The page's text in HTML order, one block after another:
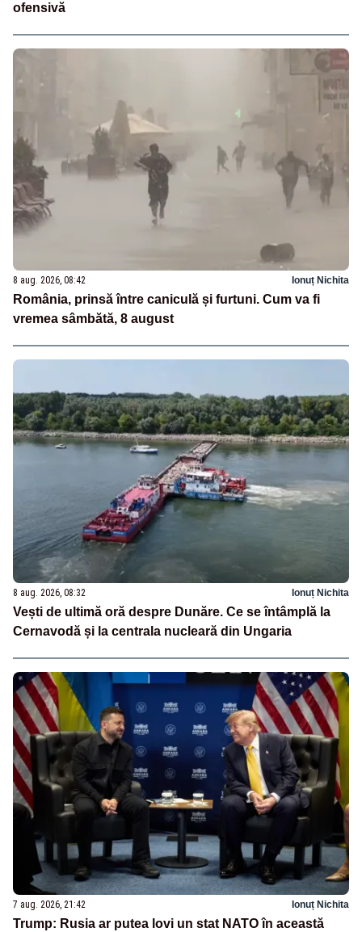
ofensivă
8 aug. 2026, 08:42 Ionuț Nichita
România, prinsă între caniculă și furtuni. Cum va fi
vremea sâmbătă, 8 august
8 aug. 2026, 08:32 Ionuț Nichita
Vești de ultimă oră despre Dunăre. Ce se întâmplă la
Cernavodă și la centrala nucleară din Ungaria
7 aug. 2026, 21:42 Ionuț Nichita
Trump: Rusia ar putea lovi un stat NATO în această